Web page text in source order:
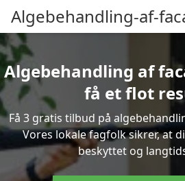
Algebehandling-af-
Algebehandling af
få et flot
Få 3 gratis tilbud på
Vores lokale fagfolk sikrer, at
beskyttet og